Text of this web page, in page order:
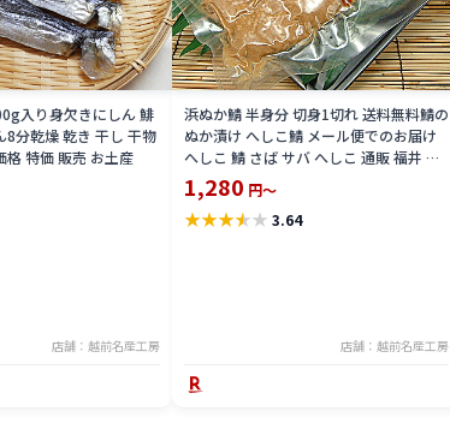
入り身欠きにしん 鯡
8分乾燥 乾き 干し 干物
格 特価 販売 お土産
店舗：越前名産工房
浜ぬか鯖 半身分 切身1切れ 送料無料鯖の
ぬか漬け へしこ鯖 メール便でのお届け
へしこ 鯖 さば サバ へしこ 通販 福井 伝
統食楽天 通販 価格 販売 母の日 記念 ギ
フト
1,280 円～
★★★★★ 3.64
店舗：越前名産工房